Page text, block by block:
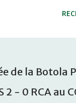
de la Botola
- 0 RCA au